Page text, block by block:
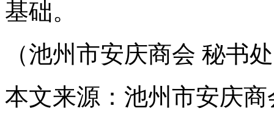
基础。
（池州市安庆商会 秘书
本文来源：池州市安庆商